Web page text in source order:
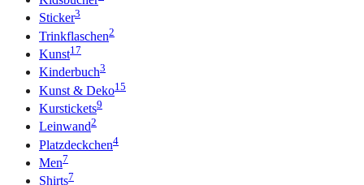
Sticker3
Trinkflaschen2
Kunst17
Kinderbuch3
Kunst & Deko15
Kurstickets9
Leinwand2
Platzdeckchen4
Men7
Shirts7